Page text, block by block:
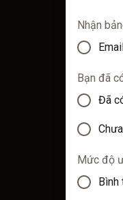
Nhận
Bạn đã
Đã
Mức độ
Bình